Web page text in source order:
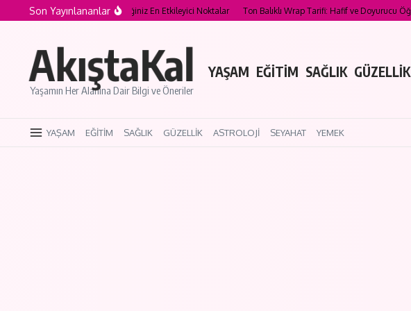
İçeriğe atlaSon Yayınlananlar
Yüzebileceğiniz En Etkileyici Noktalar Ton Balıklı Wrap Tarifi: Hafif ve Doyurucu Öğün Önerisi
AkıştaKal
Yaşamın Her Alanına Dair Bilgi ve Öneriler
YAŞAM EĞİTİM SAĞLIK GÜZELLİK
YAŞAM EĞİTİM SAĞLIK GÜZELLİK ASTROLOJİ SEYAHAT YEMEK